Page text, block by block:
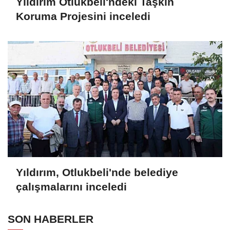
Koruma Projesini inceledi
Yıldırım, Otlukbeli'nde belediye
çalışmalarını inceledi
SON HABERLER